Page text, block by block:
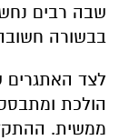
שבה רבים
בבשורה
לצד
הולכת
ממשית.